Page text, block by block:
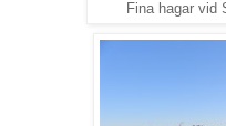
Fina hagar vid